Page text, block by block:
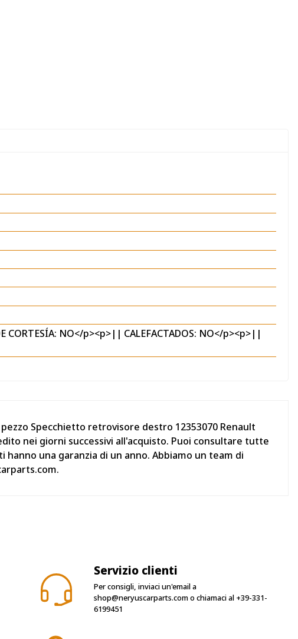
NO</p><p>|| CALEFACTADOS: NO</p><p>||
Specchietto retrovisore destro 12353070 Renault
nei giorni successivi all'acquisto. Puoi consultare tutte
una garanzia di un anno. Abbiamo un team di
Servizio clienti
Per consigli, inviaci un'email a
shop@neryuscarparts.como chiamaci al +39-331-
6199451